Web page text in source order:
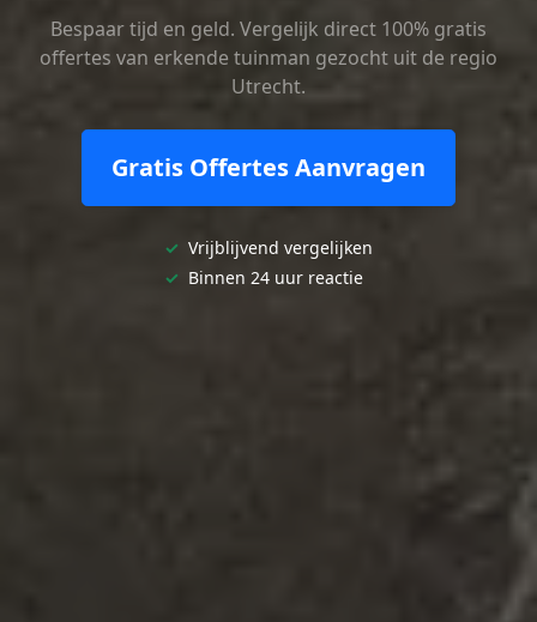
Bespaar tijd en geld. Vergelijk direct 100% gratis
offertes van erkende tuinman gezocht uit de regio
Utrecht.
Gratis Offertes Aanvragen
✓ Vrijblijvend vergelijken
✓ Binnen 24 uur reactie